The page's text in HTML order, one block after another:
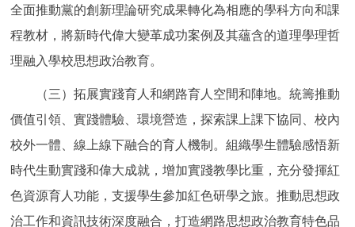
全面推動黨的創新理論研究成果轉化為相應的學科方向和課
程教材，將新時代偉大變革成功案例及其蘊含的道理學理哲
理融入學校思想政治教育。
（三）拓展實踐育人和網路育人空間和陣地。統籌推動
價值引領、實踐體驗、環境營造，探索課上課下協同、校內
校外一體、線上線下融合的育人機制。組織學生體驗感悟新
時代生動實踐和偉大成就，增加實踐教學比重，充分發揮紅
色資源育人功能，支援學生參加紅色研學之旅。推動思想政
治工作和資訊技術深度融合，打造網路思想政治教育特色品